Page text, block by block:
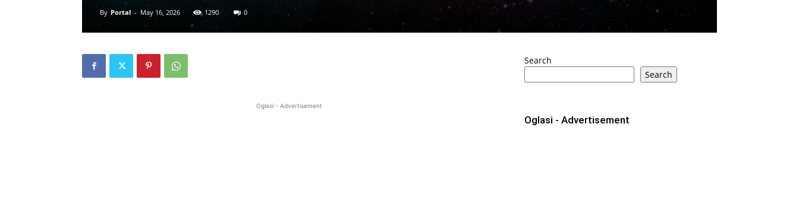
By Portal - May 16, 2026 1290 0
Oglasi - Advertisement
Search
Search
Oglasi - Advertisement